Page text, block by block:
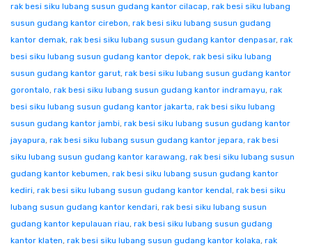
rak besi siku lubang susun gudang kantor cilacap, rak besi siku lubang
susun gudang kantor cirebon, rak besi siku lubang susun gudang
kantor demak, rak besi siku lubang susun gudang kantor denpasar, rak
besi siku lubang susun gudang kantor depok, rak besi siku lubang
susun gudang kantor garut, rak besi siku lubang susun gudang kantor
gorontalo, rak besi siku lubang susun gudang kantor indramayu, rak
besi siku lubang susun gudang kantor jakarta, rak besi siku lubang
susun gudang kantor jambi, rak besi siku lubang susun gudang kantor
jayapura, rak besi siku lubang susun gudang kantor jepara, rak besi
siku lubang susun gudang kantor karawang, rak besi siku lubang susun
gudang kantor kebumen, rak besi siku lubang susun gudang kantor
kediri, rak besi siku lubang susun gudang kantor kendal, rak besi siku
lubang susun gudang kantor kendari, rak besi siku lubang susun
gudang kantor kepulauan riau, rak besi siku lubang susun gudang
kantor klaten, rak besi siku lubang susun gudang kantor kolaka, rak